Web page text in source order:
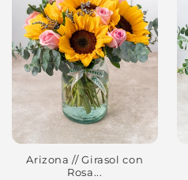
Arizona // Girasol con
Rosa...